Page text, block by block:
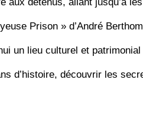
Prison » d’André
un lieu culturel et
d’histoire, découvrir les